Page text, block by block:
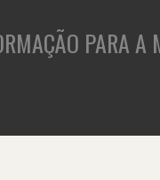
PARA A